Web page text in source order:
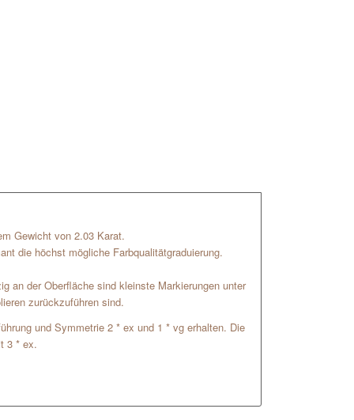
Gewicht von 2.03 Karat.
die höchst mögliche Farbqualitätgraduierung.
an der Oberfläche sind kleinste Markierungen unter
zurückzuführen sind.
und Symmetrie 2 * ex und 1 * vg erhalten. Die
3 * ex.